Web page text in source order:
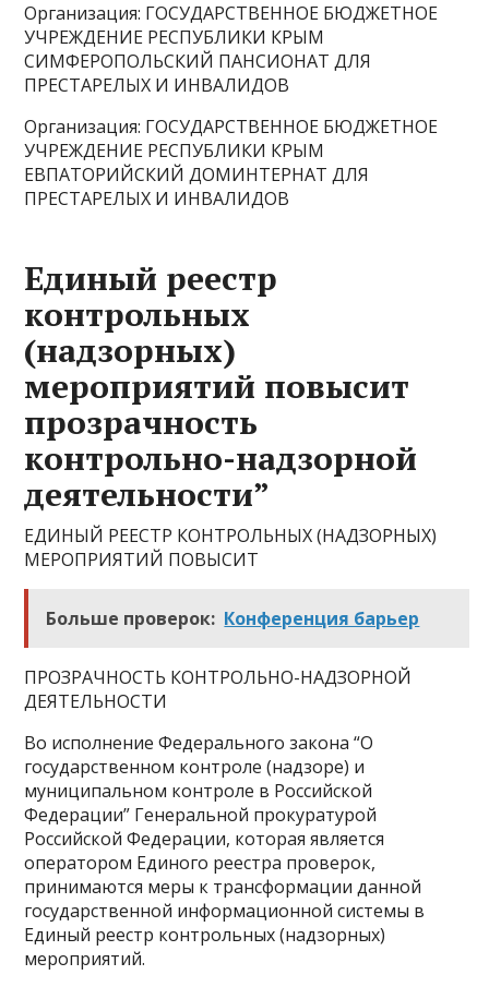
Организация: ГОСУДАРСТВЕННОЕ БЮДЖЕТНОЕ
УЧРЕЖДЕНИЕ РЕСПУБЛИКИ КРЫМ
СИМФЕРОПОЛЬСКИЙ ПАНСИОНАТ ДЛЯ
ПРЕСТАРЕЛЫХ И ИНВАЛИДОВ
Организация: ГОСУДАРСТВЕННОЕ БЮДЖЕТНОЕ
УЧРЕЖДЕНИЕ РЕСПУБЛИКИ КРЫМ
ЕВПАТОРИЙСКИЙ ДОМИНТЕРНАТ ДЛЯ
ПРЕСТАРЕЛЫХ И ИНВАЛИДОВ
Единый реестр
контрольных
(надзорных)
мероприятий повысит
прозрачность
контрольно-надзорной
деятельности”
ЕДИНЫЙ РЕЕСТР КОНТРОЛЬНЫХ (НАДЗОРНЫХ)
МЕРОПРИЯТИЙ ПОВЫСИТ
Больше проверок: Конференция барьер
ПРОЗРАЧНОСТЬ КОНТРОЛЬНО-НАДЗОРНОЙ
ДЕЯТЕЛЬНОСТИ
Во исполнение Федерального закона “О
государственном контроле (надзоре) и
муниципальном контроле в Российской
Федерации” Генеральной прокуратурой
Российской Федерации, которая является
оператором Единого реестра проверок,
принимаются меры к трансформации данной
государственной информационной системы в
Единый реестр контрольных (надзорных)
мероприятий.